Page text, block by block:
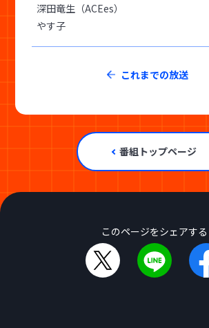
深田竜生（ACEes）
やす子
これまでの放送
番組トップページ
このページをシェアする